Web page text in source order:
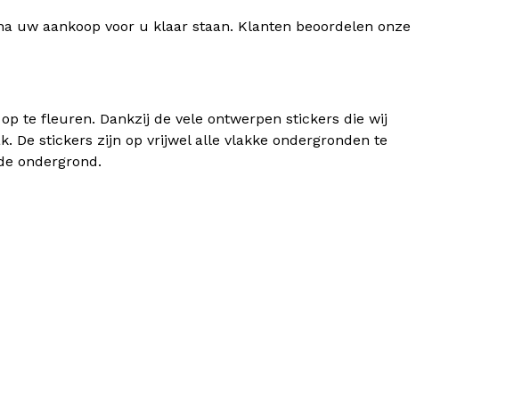
aankoop voor u klaar staan. Klanten beoordelen onze
te fleuren. Dankzij de vele ontwerpen stickers die wij
De stickers zijn op vrijwel alle vlakke ondergronden te
ondergrond.